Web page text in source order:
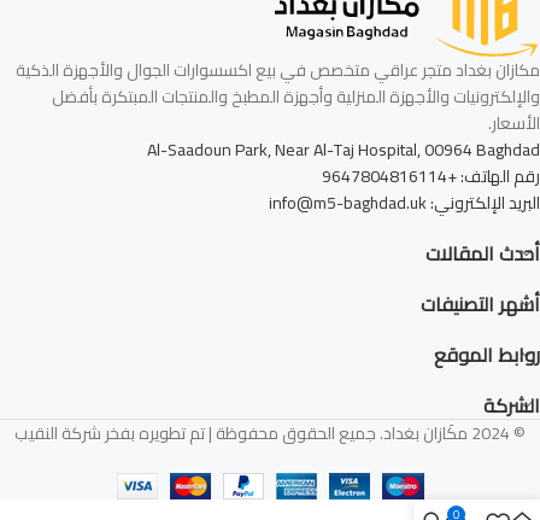
مكازان بغداد متجر عراقي متخصص في بيع اكسسوارات الجوال والأجهزة الذكية
والإلكترونيات والأجهزة المنزلية وأجهزة المطبخ والمنتجات المبتكرة بأفضل
الأسعار.
Al-Saadoun Park, Near Al-Taj Hospital, 00964 Baghdad
رقم الهاتف: +9647804816114
البريد الإلكتروني: info@m5-baghdad.uk
أحدث المقالات
أشهر التصنيفات
روابط الموقع
الشركة
© 2024 مكَازان بغداد. جميع الحقوق محفوظة | تم تطويره بفخر شركة النقيب
0